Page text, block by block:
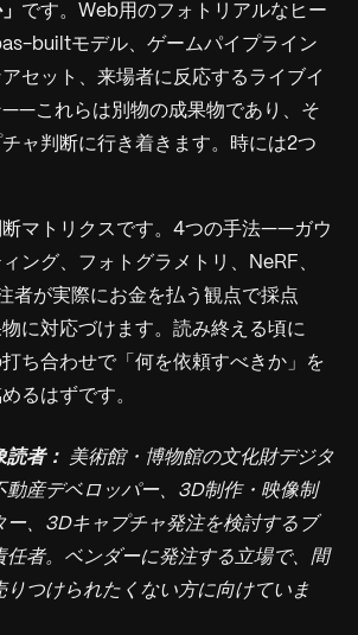
です。Web用のフォトリアルなヒー
as-builtモデル、ゲームパイプライン
セット、来場者に反応するライブイ
——これらは別物の成果物であり、そ
ャ判断に行き着きます。時には2つ
マトリクスです。4つの手法——ガウ
ング、フォトグラメトリ、NeRF、
者が実際にお金を払う観点で採点
に対応づけます。読み終える頃に
ち合わせで「何を依頼すべきか」を
るはずです。
読者： 美術館・博物館の文化財デジタ
動産デベロッパー、3D制作・映像制
ー、3Dキャプチャ発注を検討するブ
任者。ベンダーに発注する立場で、間
りつけられたくない方に向けていま